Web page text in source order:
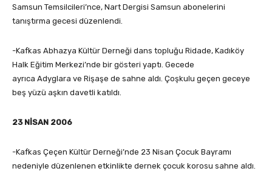
Samsun Temsilcileri’nce, Nart Dergisi Samsun abonelerini
tanıştırma gecesi düzenlendi.
-Kafkas Abhazya Kültür Derneği dans topluğu Ridade, Kadıköy
Halk Eğitim Merkezi’nde bir gösteri yaptı. Gecede
ayrıca Adyglara ve Rişaşe de sahne aldı. Çoşkulu geçen geceye
beş yüzü aşkın davetli katıldı.
23 NİSAN 2006
-Kafkas Çeçen Kültür Derneği’nde 23 Nisan Çocuk Bayramı
nedeniyle düzenlenen etkinlikte dernek çocuk korosu sahne aldı.